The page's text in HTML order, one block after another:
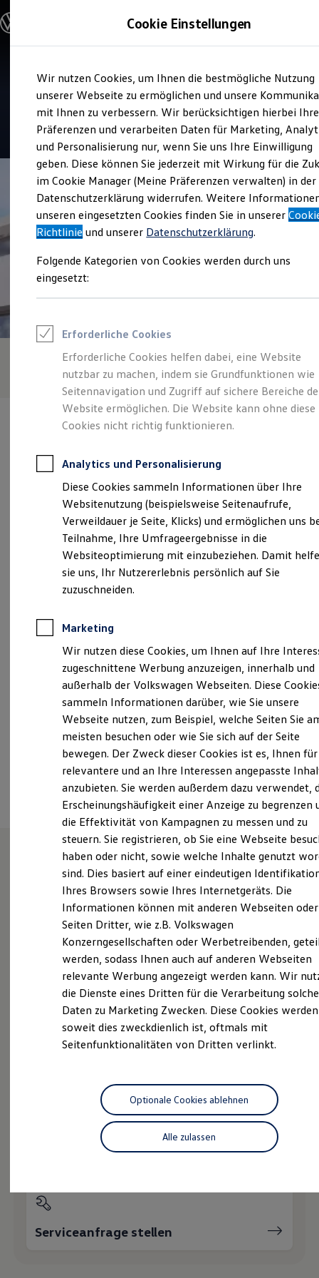
Hauptinhalt
springen
Footer
springen
Modelle und Konfigurator
Modelle vergleichen
Elektroautos
ENERGY Sondermodelle
Nutzfahrzeuge
SUV und CUV
Familienautos
Kombis
Kompaktwagen
Sportwagen
Schnell verfügbare Fahrzeuge
Angebote und Produkte
Aktuelle Angebote
E-Auto-Förderung
Volkswagen Marktplatz
Junge Gebrauchtwagen und Gebrauchtwagen
Volkswagen Zertifizierte Gebrauchtwagen
Zubehör- und Serviceangebote
Leasing
Leasing-Angebote
Gebrauchtwagen Leasing
Junge Gebrauchtwagen-Leasing
Elektroauto Leasing
Kleinwagen-Leasing
Leasing ohne Anzahlung
Finanzierung
Kfz-Versicherung
Restschuldversicherungen
Garantien
Wartungsverträge
Geschäftskunden
Professional Class bei Volkswagen
Großkunden
Behörden
Direktkunden
Sonderfahrzeuge
Anpfiff zum Gewinn
Elektroautos
ID. Tutorials
Elektrofahrzeugkonzepte
Reichweite
Reichweite der ID. Modelle
Reichweite im Winter
Laden
Laden unterwegs
Laden Zuhause
Ladestationen finden
Ladezeitensimulator
Batterie
Sicherheit
Garantie und Lebensdauer
Nachhaltigkeit
Technologie
Kosten und Kauf
Verbrauchskosten
Kaufoptionen
E-Auto-Förderung
Software und Konnektivität
ID. Software Versionen und Updates
Digitale Extras
Schnittstellen zu Ihrem ID.
Hybridautos
Marke und Erlebnis
Volkswagen R und R Experience
R-Modelle
Driving Experience
Volkswagen entdecken
Lifestyle Shop
T-Roc Kollektion
Golf Kollektion
ID. Kollektion
Volkswagen Kollektion
R-Kollektion
Besitzer und Service
myVolkswagen
Software Updates
Verkauf und Service
Löhr Automobile
4.8| 123 Bewertungen
Verantwortlich für die Inhalte auf dieser Seite ist die Löhr
Automobile GmbH (Impressum & Rechtliches)
Bitburger Straße 4, 54550 Daun
info.lad@loehrgruppe.de
Montag
Sonntag
Geschlossen
Ansprechpartner
Wie können wir
Ihnen weiterhelfen?
Probefahrt vereinbaren
Servicetermin buchen
Serviceanfrage stellen
Cookie Einstellungen
Wir nutzen Cookies, um Ihnen die bestmögliche Nutzung
unserer Webseite zu ermöglichen und unsere
mit Ihnen zu verbessern. Wir berücksichtigen hierbei Ihre
Präferenzen und verarbeiten Daten für Marketing,
und Personalisierung nur, wenn Sie uns Ihre Einwilligung
geben. Diese können Sie jederzeit mit Wirkung für die
im Cookie Manager (Meine Präferenzen verwalten) in der
Datenschutzerklärung widerrufen. Weitere
unseren eingesetzten Cookies finden Sie in unserer
Richtlinie und unserer Datenschutzerklärung.
Folgende Kategorien von Cookies werden durch uns
eingesetzt:
Erforderliche Cookies
Erforderliche Cookies helfen dabei, eine Website
nutzbar zu machen, indem sie Grundfunktionen wie
Seitennavigation und Zugriff auf sichere Bereiche
Website ermöglichen. Die Website kann ohne diese
Cookies nicht richtig funktionieren.
Analytics und Personalisierung
Diese Cookies sammeln Informationen über Ihre
Websitenutzung (beispielsweise Seitenaufrufe,
Verweildauer je Seite, Klicks) und ermöglichen uns
Teilnahme, Ihre Umfrageergebnisse in die
Websiteoptimierung mit einzubeziehen. Damit
sie uns, Ihr Nutzererlebnis persönlich auf Sie
zuzuschneiden.
Marketing
Wir nutzen diese Cookies, um Ihnen auf Ihre
zugeschnittene Werbung anzuzeigen, innerhalb und
außerhalb der Volkswagen Webseiten. Diese
sammeln Informationen darüber, wie Sie unsere
Webseite nutzen, zum Beispiel, welche Seiten Sie
meisten besuchen oder wie Sie sich auf der Seite
bewegen. Der Zweck dieser Cookies ist es, Ihnen für
relevantere und an Ihre Interessen angepasste
anzubieten. Sie werden außerdem dazu verwendet,
Erscheinungshäufigkeit einer Anzeige zu begrenzen
die Effektivität von Kampagnen zu messen und zu
steuern. Sie registrieren, ob Sie eine Webseite
haben oder nicht, sowie welche Inhalte genutzt
sind. Dies basiert auf einer eindeutigen
Ihres Browsers sowie Ihres Internetgeräts. Die
Informationen können mit anderen Webseiten oder
Seiten Dritter, wie z.B. Volkswagen
Konzerngesellschaften oder Werbetreibenden,
werden, sodass Ihnen auch auf anderen Webseiten
relevante Werbung angezeigt werden kann. Wir
die Dienste eines Dritten für die Verarbeitung
Daten zu Marketing Zwecken. Diese Cookies
soweit dies zweckdienlich ist, oftmals mit
Seitenfunktionalitäten von Dritten verlinkt.
Alle zulassen
Optionale Cookies ablehnen